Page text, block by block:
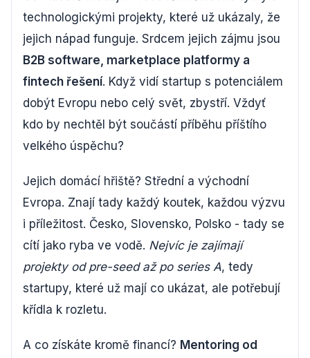
technologickými projekty, které už ukázaly, že
jejich nápad funguje. Srdcem jejich zájmu jsou
B2B software, marketplace platformy a
fintech řešení. Když vidí startup s potenciálem
dobýt Evropu nebo celý svět, zbystří. Vždyť
kdo by nechtěl být součástí příběhu příštího
velkého úspěchu?
Jejich domácí hřiště? Střední a východní
Evropa. Znají tady každý koutek, každou výzvu
i příležitost. Česko, Slovensko, Polsko - tady se
cítí jako ryba ve vodě. Nejvíc je zajímají
projekty od pre-seed až po series A, tedy
startupy, které už mají co ukázat, ale potřebují
křídla k rozletu.
A co získáte kromě financí? Mentoring od